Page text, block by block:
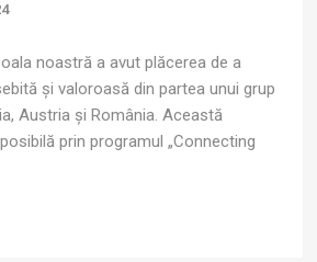
noastră a avut plăcerea de a
și valoroasă din partea unui grup
Austria și România. Această
prin programul „Connecting
de Vest Timișoara,